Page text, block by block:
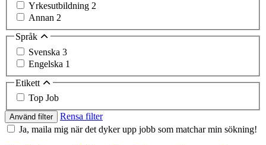
Yrkesutbildning 2
Annan 2
Språk
Svenska 3
Engelska 1
Etikett
Top Job
Använd filter
Rensa filter
Ja, maila mig när det dyker upp jobb som matchar min sökning!